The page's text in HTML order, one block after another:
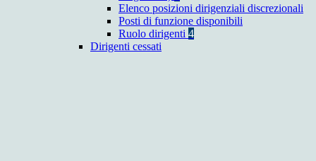
Elenco posizioni dirigenziali discrezionali
Posti di funzione disponibili
Ruolo dirigenti 4
Dirigenti cessati